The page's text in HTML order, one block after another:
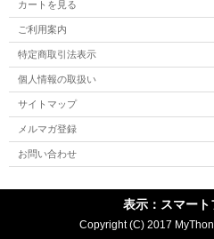
カートを見る
ご利用案内
特定商取引法表示
個人情報の取扱い
サイトマップ
メルマガ登録
お問い合わせ
表示：スマート
Copyright (C) 2017